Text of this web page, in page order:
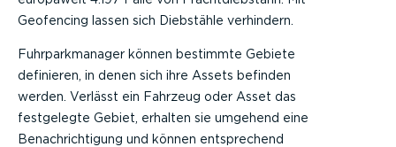
Geofencing lassen sich Diebstähle verhindern.
Fuhrparkmanager können bestimmte Gebiete
definieren, in denen sich ihre Assets befinden
werden. Verlässt ein Fahrzeug oder Asset das
festgelegte Gebiet, erhalten sie umgehend eine
Benachrichtigung und können entsprechend